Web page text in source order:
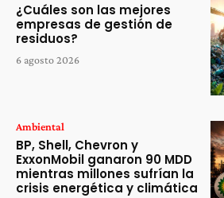
¿Cuáles son las mejores
empresas de gestión de
residuos?
6 agosto 2026
Ambiental
BP, Shell, Chevron y
ExxonMobil ganaron 90 MDD
mientras millones sufrían la
crisis energética y climática